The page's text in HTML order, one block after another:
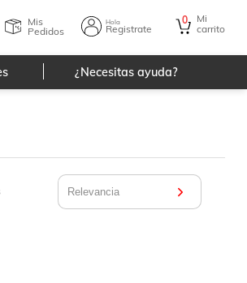
Mis
Pedidos
Hola
Registrate
0
Mi
carrito
¿Necesitas ayuda?